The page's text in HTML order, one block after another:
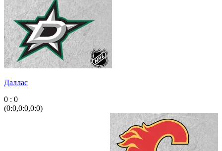
Даллас
0 : 0
(0:0,0:0,0:0)